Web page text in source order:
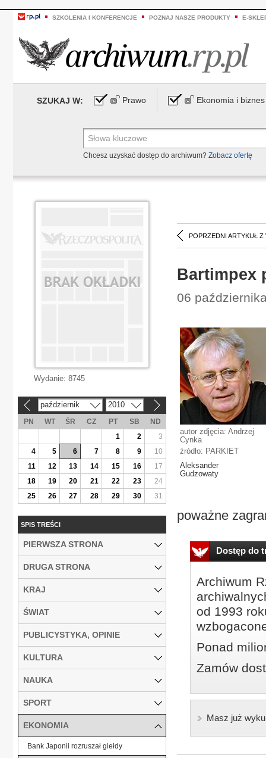
SZKOLENIA I KONFERENCJE POZNAJ NASZE PRODUKTY E-
SZUKAJ W: Prawo Ekonomia i biznes
Chcesz uzyskać dostęp do archiwum? Zobacz ofertę
POPRZEDNI ARTYKUŁ Z
Bartimpex
06
autor zdjęcia: Andrzej
Cynka
źródło: PARKIET
Aleksander
Gudzowaty
poważne
Dostęp do
Archiwum
od 1993
Ponad
Zamów
Masz już
Wydanie: 8745
październik 2010
PN WT ŚR CZ PT SB
ND
1
2
3
4
5 6 7 8 9
10
11
12 13 14 15 16
17
18
19 20 21 22 23
24
25
26 27 28 29 30 31
SPIS TREŚCI
PIERWSZA STRONA
DRUGA STRONA
KRAJ
ŚWIAT
PUBLICYSTYKA, OPINIE
KULTURA
NAUKA
SPORT
EKONOMIA
Bank Japonii rozruszał giełdy